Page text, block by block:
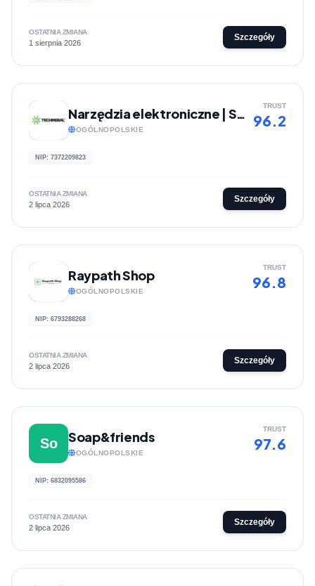
OSTATNIA ZMIANA
1 sierpnia 2026
Szczegóły
Narzędzia elektroniczne | Sklep internetowy Techrebal
OGÓLNOPOLSKIE
TRUST
96.2
NIP: 7372209823
OSTATNIA ZMIANA
2 lipca 2026
Szczegóły
Raypath Shop
OGÓLNOPOLSKIE
TRUST
96.8
NIP: 6793288268
OSTATNIA ZMIANA
2 lipca 2026
Szczegóły
So Soap&friends
OGÓLNOPOLSKIE
TRUST
97.6
NIP: 6832095586
OSTATNIA ZMIANA
2 lipca 2026
Szczegóły